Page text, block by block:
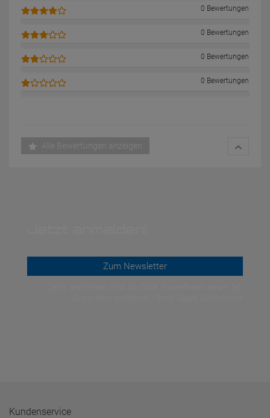
0 Bewertungen
0 Bewertungen
0 Bewertungen
0 Bewertungen
Alle Bewertungen anzeigen
Zum Newsletter
Kundenservice